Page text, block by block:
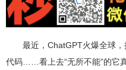
最近，ChatGPT火爆全球
代码……看上去“无所不能”的它